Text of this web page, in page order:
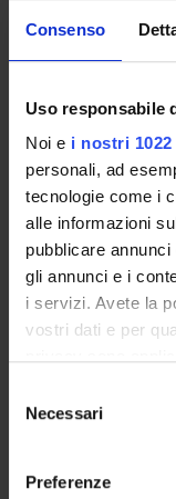
Consenso
Uso responsabile
Noi e i nostri
personali, ad
tecnologie come i
alle informazioni
pubblicare
gli annunci e i
i servizi. Avete la
vostri dati e per
modificare o
momento dalla
delNecessari
Preferenze
eventi di pubblica
Organizzazione di
eventi di pubblica
Sustainable
Questa
Obiettivi di
dell'ONU.
Maggiori